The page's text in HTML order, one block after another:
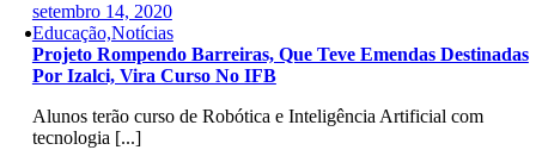
setembro 14, 2020
Educação,Notícias
Projeto Rompendo Barreiras, Que Teve Emendas Destinadas
Por Izalci, Vira Curso No IFB
Alunos terão curso de Robótica e Inteligência Artificial com
tecnologia [...]